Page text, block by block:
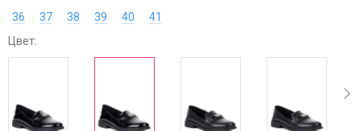
36
37 38 39 40
41
Цвет: